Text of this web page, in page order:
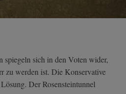
spiegeln sich in den Voten wider,
zu werden ist. Die Konservative
Der Rosensteintunnel